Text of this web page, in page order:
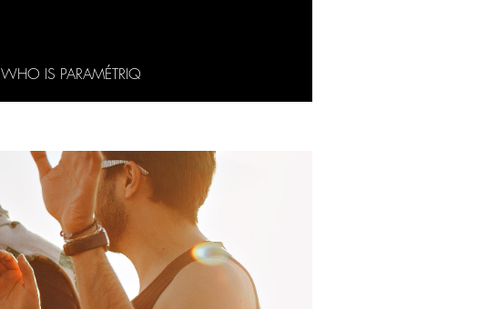
WHO IS PARAMÉTRIQ